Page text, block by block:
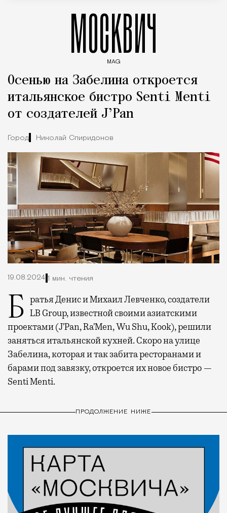
МОСКВИЧ
MAG
Осенью на Забелина откроется
итальянское бистро Senti Menti
от создателей J’Pan
Город Николай Спиридонов
19.08.2024 1 мин. чтения
Братья Денис и Михаил Левченко, создатели LB Group, известной своими азиатскими
проектами (J’Pan, Ra’Men, Wu Shu, Kook), решили
заняться итальянской кухней. Скоро на улице
Забелина, которая и так забита ресторанами и
барами под завязку, откроется их новое бистро —
Senti Menti.
ПРОДОЛЖЕНИЕ НИЖЕ